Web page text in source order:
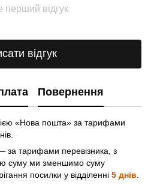
перший відгук
відгук
Повернення
«Нова пошта» зa тарифами
за тарифами перевізника, з
суму ми зменшимо суму
посилки у відділенні 5 днів